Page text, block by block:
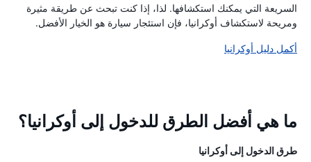
السريعة التي يمكنك استكشافها. لذا، إذا كنت تبحث عن طريقة مثيرة
ومريحة لاستكشاف أوكرانيا، فإن استئجار سيارة هو الخيار الأفضل.
أكمل دليل أوكرانيا
ما هي أفضل الطرق للدخول إلى أوكرانيا؟
طرق الدخول إلى أوكرانيا